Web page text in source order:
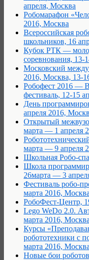
апреля, Москва
Робомарафон
2016, Москва
Всероссийская
школьников, 16
Кубок РТК —
соревнования, 13-
Московский
2016, Москва, 13-
Робофест 2016 —
фестиваль, 12-15
День
апреля 2016,
Открытый
марта — 1 апреля
марта — 9 апреля
Школьная Робо-
Школа
26марта — 3
Фестиваль робо-
марта 2016, Москва
РобоФест-Центр,
Lego WeDo 2.0.
марта 2016, Москва
Курсы
робототехники с
марта 2016, Москва
Новые бои